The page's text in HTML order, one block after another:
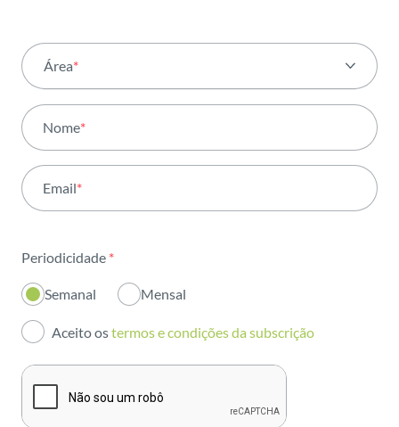
Área*
Atividade
Institucional
Inovação
Investidores
Publicações
Nome*
Email*
Periodicidade *
Semanal Mensal
Aceito ostermos e condições da subscrição